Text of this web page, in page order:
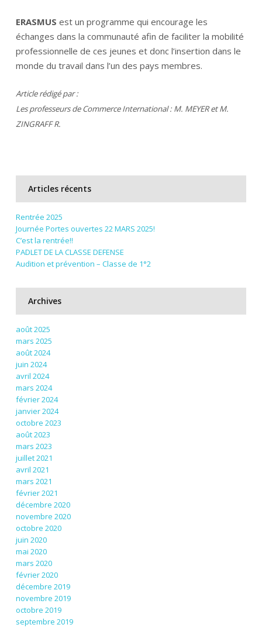
ERASMUS est un programme qui encourage les
échanges dans la communauté afin de faciliter la mobilité
professionnelle de ces jeunes et donc l’insertion dans le
monde du travail dans l’un des pays membres.
Article rédigé par :
Les professeurs de Commerce International : M. MEYER et M.
ZINGRAFF R.
Articles récents
Rentrée 2025
Journée Portes ouvertes 22 MARS 2025!
C’est la rentrée!!
PADLET DE LA CLASSE DEFENSE
Audition et prévention – Classe de 1°2
Archives
août 2025
mars 2025
août 2024
juin 2024
avril 2024
mars 2024
février 2024
janvier 2024
octobre 2023
août 2023
mars 2023
juillet 2021
avril 2021
mars 2021
février 2021
décembre 2020
novembre 2020
octobre 2020
juin 2020
mai 2020
mars 2020
février 2020
décembre 2019
novembre 2019
octobre 2019
septembre 2019